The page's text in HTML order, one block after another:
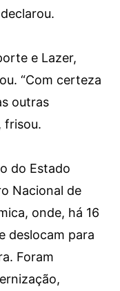
e Lazer,
“Com certeza
outras
frisou.
do Estado
Nacional de
onde, há 16
deslocam para
Foram